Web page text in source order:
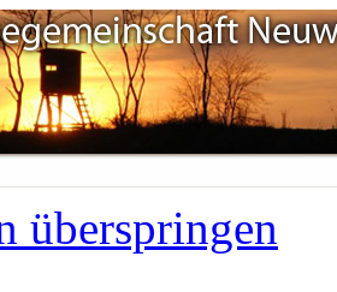
überspringen